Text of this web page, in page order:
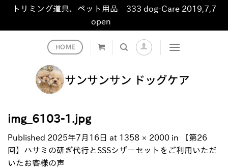
トリミング道具、ペット用品 333 dog-Care 2019,7,7
open
HOME
img_6103-1.jpg
Published 2025年7月16日 at 1358 × 2000 in
【第26
回】ハサミの研ぎ代行とSSSシザーセットをご利用いただ
いたお客様の声